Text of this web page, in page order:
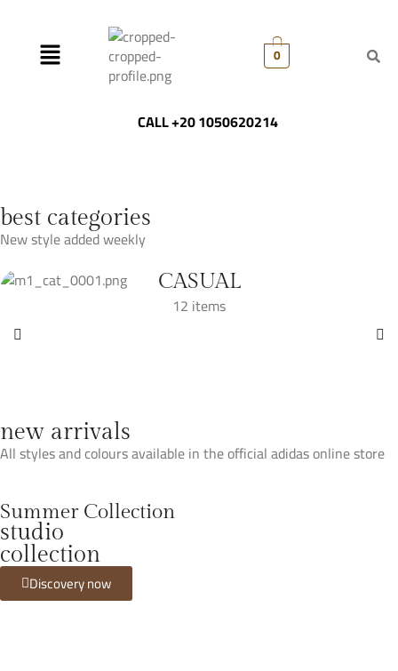
0
CALL +20 1050620214
best categories
New style added weekly
CASUAL
12 items
new arrivals
All styles and colours available in the official adidas online store
Summer Collection
studio
collection
Discovery now